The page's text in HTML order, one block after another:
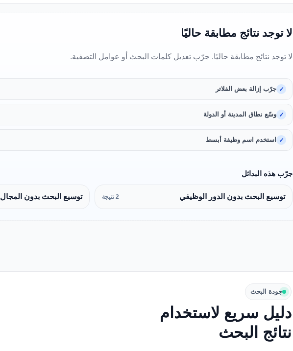
لا توجد نتائج مطابقة حاليًا
لا توجد نتائج مطابقة حاليًا. جرّب تعديل كلمات البحث أو عوامل التصفية.
جرّب إزالة بعض الفلاتر
وسّع نطاق المدينة أو الدولة
استخدم اسم وظيفة أبسط
جرّب هذه البدائل
توسيع البحث بدون الدور الوظيفي 2 نتيجة توسيع البحث بدون المجال
جودة البحث
دليل سريع لاستخدام
نتائج البحث